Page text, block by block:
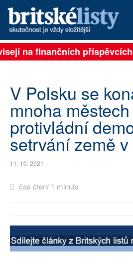
PŘIHLÁSIT
ARCHIV
ROZHOVORY
TÉMATA
NEJČTENĚJŠÍ ZA 7 DNÍ
AUTOŘI
SOCIÁLNÍ SÍTĚ
na finančních
V Polsku se
mnoha
protivládní
setrvání země v
11. 10. 2021
čas čtení 1 minuta